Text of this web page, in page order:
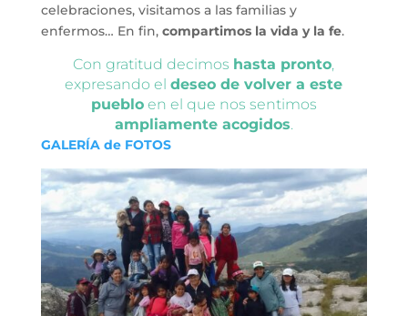
celebraciones, visitamos a las familias y
enfermos… En fin, compartimos la vida y la fe.
Con gratitud decimos hasta pronto,
expresando eldeseo de volver a este
puebloen el que nos sentimos
ampliamente acogidos.
GALERÍA de FOTOS